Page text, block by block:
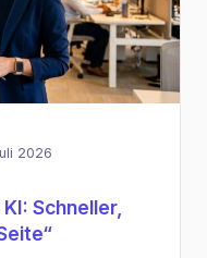
2026
Schneller,